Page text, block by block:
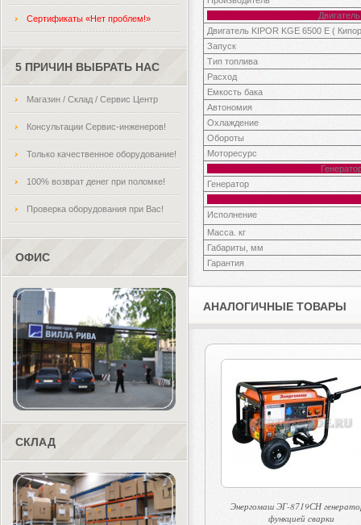
Сертификаты «Нет проблем!»
5 ПРИЧИН ВЫБРАТЬ НАС
Магазин / Склад / Сервис Центр
Консультации Сервис-инженеров!
Только качественное оборудование!
100% возврат денег при поломке!
Проверка оборудования при Вас!
ОФИС
СКЛАД
Двигатель KIPOR
Двигатель KIPOR KGE 6500 E (
Запуск
Тип топлива
Расход
Емкость бака
Автономия
Охлаждение
Обороты
Моторесурс
Генератор
Исполнение
Масса. кг
Габариты, мм
Гарантия
АНАЛОГИЧНЫЕ ТОВАРЫ
Энергомаш ЭГ-8719СН
функцией сварки